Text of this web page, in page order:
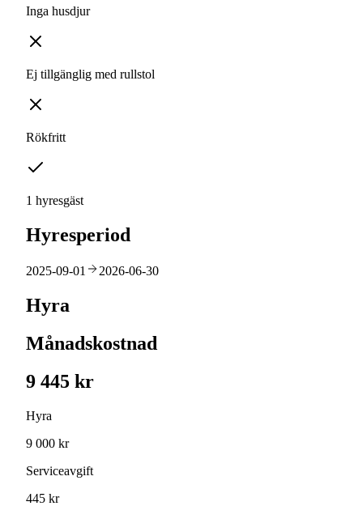
Inga husdjur
Ej tillgänglig med rullstol
Rökfritt
1 hyresgäst
Hyresperiod
2025-09-01 2026-06-30
Hyra
Månadskostnad
9 445 kr
Hyra
9 000 kr
Serviceavgift
445 kr